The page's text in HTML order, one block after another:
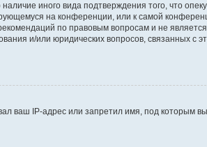
иного вида подтверждения того, что
на конференции, или к самой
по правовым вопросам и не
и/или юридических вопросов, связанных с
ваш IP-адрес или запретил имя, под которым